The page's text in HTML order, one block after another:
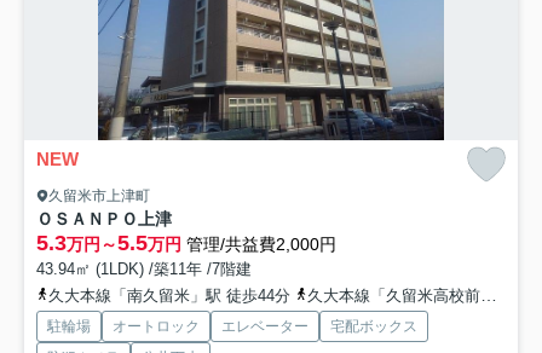
NEW
久留米市上津町
ＯＳＡＮＰＯ上津
5.3万円～5.5万円 管理/共益費2,000円
43.94㎡ (1LDK) /築11年 /7階建
久大本線「南久留米」駅 徒歩44分
久大本線「久留米高校前」駅 徒歩47分
駐輪場 オートロック エレベーター
宅配ボックス